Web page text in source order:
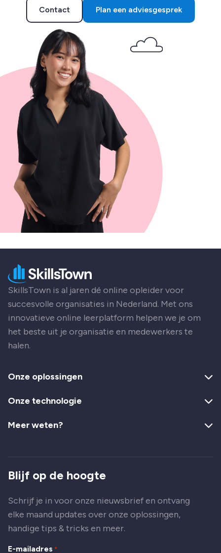
Contact Plan een adviesgesprek
SkillsTown is al jaren dé online opleider voor
succesvolle organisaties in Nederland. Met ons
innovatieve online leerplatform helpen we je om
het beste uit je organisatie en medewerkers te
halen.
Onze oplossingen
Onze technologie
Meer weten?
Blijf op de hoogte
Schrijf je in voor onze nieuwsbrief en ontvang
elke maand updates over onze oplossingen,
handige tips & tricks en meer.
E-mailadres *